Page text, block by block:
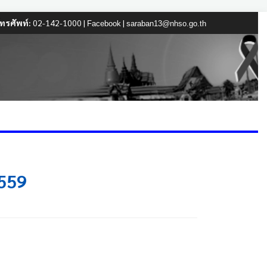
รศัพท์: 02-142-1000 | Facebook | saraban13@nhso.go.th